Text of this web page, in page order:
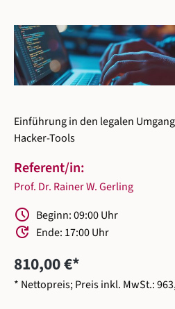
Einführung in den legalen
Hacker-Tools
Referent/in:
Prof. Dr. Rainer W. Gerling
Schedule Beginn: 09:00 Uhr
Update Ende: 17:00 Uhr
810,00 €*
* Nettopreis; Preis inkl. MwSt.: